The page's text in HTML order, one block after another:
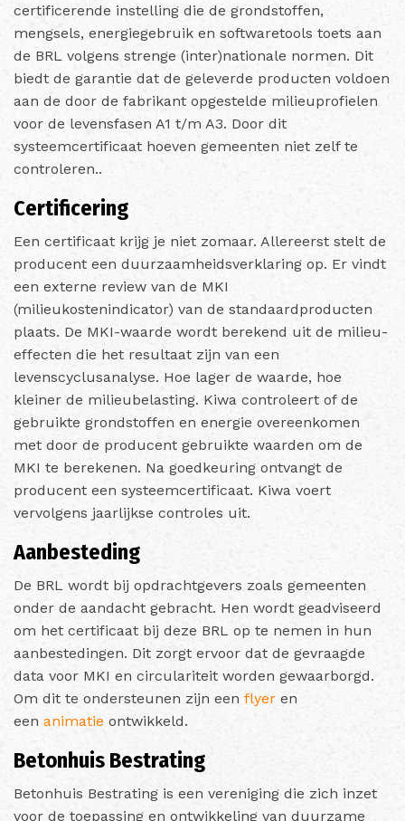
certificerende instelling die de grondstoffen,
mengsels, energiegebruik en softwaretools toets aan
de BRL volgens strenge (inter)nationale normen. Dit
biedt de garantie dat de geleverde producten voldoen
aan de door de fabrikant opgestelde milieuprofielen
voor de levensfasen A1 t/m A3. Door dit
systeemcertificaat hoeven gemeenten niet zelf te
controleren..
Certificering
Een certificaat krijg je niet zomaar. Allereerst stelt de
producent een duurzaamheidsverklaring op. Er vindt
een externe review van de MKI
(milieukostenindicator) van de standaardproducten
plaats. De MKI-waarde wordt berekend uit de milieu-
effecten die het resultaat zijn van een
levenscyclusanalyse. Hoe lager de waarde, hoe
kleiner de milieubelasting. Kiwa controleert of de
gebruikte grondstoffen en energie overeenkomen
met door de producent gebruikte waarden om de
MKI te berekenen. Na goedkeuring ontvangt de
producent een systeemcertificaat. Kiwa voert
vervolgens jaarlijkse controles uit.
Aanbesteding
De BRL wordt bij opdrachtgevers zoals gemeenten
onder de aandacht gebracht. Hen wordt geadviseerd
om het certificaat bij deze BRL op te nemen in hun
aanbestedingen. Dit zorgt ervoor dat de gevraagde
data voor MKI en circulariteit worden gewaarborgd.
Om dit te ondersteunen zijn een flyer en
een animatie ontwikkeld.
Betonhuis Bestrating
Betonhuis Bestrating is een vereniging die zich inzet
voor de toepassing en ontwikkeling van duurzame